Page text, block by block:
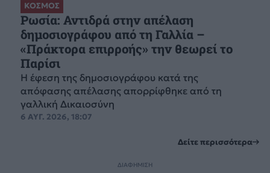
ΚΟΣΜΟΣ
Ρωσία: Αντιδρά στην απέλαση
δημοσιογράφου από τη Γαλλία –
«Πράκτορα επιρροής» την θεωρεί το
Παρίσι
Η έφεση της δημοσιογράφου κατά της
απόφασης απέλασης απορρίφθηκε από τη
γαλλική Δικαιοσύνη
6 ΑΥΓ. 2026, 18:07
Δείτε περισσότερα
ΔΙΑΦΗΜΙΣΗ